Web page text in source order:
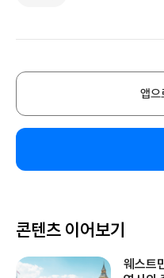
앱으
콘텐츠 이어보기
웨스트